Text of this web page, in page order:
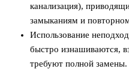
канализация),
замыканиям и
Использование
быстро изнашиваются,
требуют полной замены.